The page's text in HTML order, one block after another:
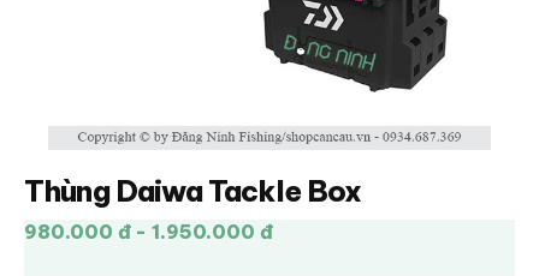
Thùng Daiwa Tackle Box
980.000 đ - 1.950.000 đ